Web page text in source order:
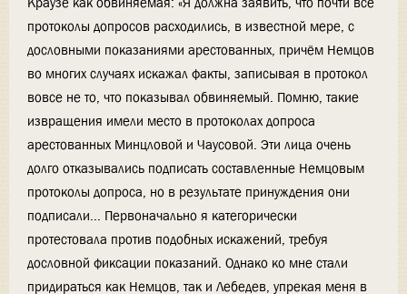
протоколы допросов расходились, в известной мере, с
дословными показаниями арестованных, причём Немцов
во многих случаях искажал факты, записывая в протокол
вовсе не то, что показывал обвиняемый. Помню, такие
извращения имели место в протоколах допроса
арестованных Минцловой и Чаусовой. Эти лица очень
долго отказывались подписать составленные Немцовым
протоколы допроса, но в результате принуждения они
подписали... Первоначально я категорически
протестовала против подобных искажений, требуя
дословной фиксации показаний. Однако ко мне стали
придираться как Немцов, так и Лебедев, упрекая меня в